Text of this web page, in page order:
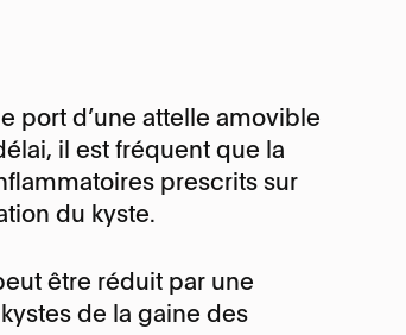
port d’une attelle amovible
il est fréquent que la
prescrits sur
du kyste.
être réduit par une
de la gaine des